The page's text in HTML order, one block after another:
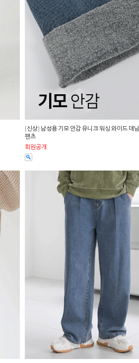
[신상] 남성용 기모 안감 유니크 워싱 와이드 데님
팬츠
회원공개